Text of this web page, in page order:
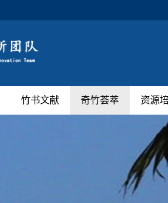
竹书文献 奇竹荟萃 资源